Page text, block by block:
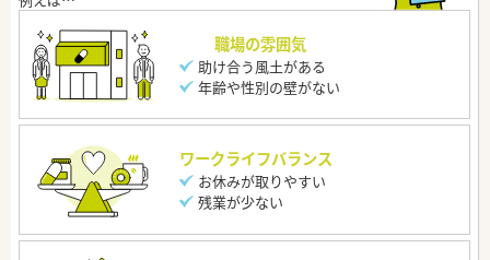
職場の雰囲気
助け合う風土がある
年齢や性別の壁がない
ワークライフバランス
お休みが取りやすい
残業が少ない